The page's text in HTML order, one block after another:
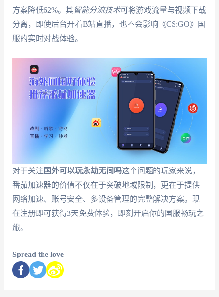
方案降低62%。其智能分流技术可将游戏流量与视频下载
分离，即使后台开着B站直播，也不会影响《CS:GO》国
服的实时对战体验。
对于关注 国外可以玩永劫无间吗这个问题的玩家来说，
番茄加速器的价值不仅在于突破地域限制，更在于提供
网络加速、账号安全、多设备管理的完整解决方案。现
在注册即可获得3天免费体验，即刻开启你的国服畅玩之
旅。
Spread the love